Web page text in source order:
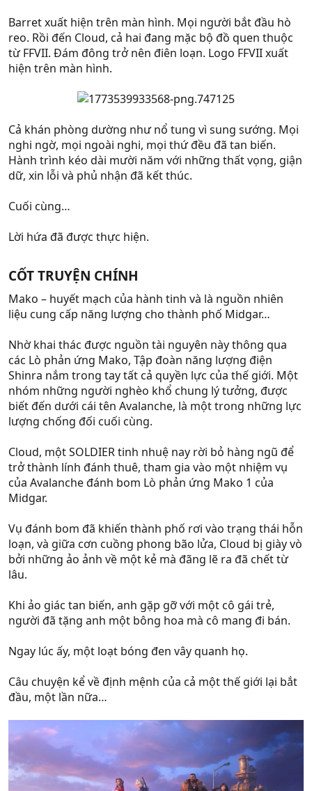
Barret xuất hiện trên màn hình. Mọi người bắt đầu hò
reo. Rồi đến Cloud, cả hai đang mặc bộ đồ quen thuộc
từ FFVII. Đám đông trở nên điên loạn. Logo FFVII xuất
hiện trên màn hình.
Cả khán phòng dường như nổ tung vì sung sướng. Mọi
nghi ngờ, mọi ngoài nghi, mọi thứ đều đã tan biến.
Hành trình kéo dài mười năm với những thất vọng, giận
dữ, xin lỗi và phủ nhận đã kết thúc.
Cuối cùng…
Lời hứa đã được thực hiện.
CỐT TRUYỆN CHÍNH​
Mako – huyết mạch của hành tinh và là nguồn nhiên
liệu cung cấp năng lượng cho thành phố Midgar…
Nhờ khai thác được nguồn tài nguyên này thông qua
các Lò phản ứng Mako, Tập đoàn năng lượng điện
Shinra nắm trong tay tất cả quyền lực của thế giới. Một
nhóm những người nghèo khổ chung lý tưởng, được
biết đến dưới cái tên Avalanche, là một trong những lực
lượng chống đối cuối cùng.
Cloud, một SOLDIER tinh nhuệ nay rời bỏ hàng ngũ để
trở thành lính đánh thuê, tham gia vào một nhiệm vụ
của Avalanche đánh bom Lò phản ứng Mako 1 của
Midgar.
Vụ đánh bom đã khiến thành phố rơi vào trạng thái hỗn
loạn, và giữa cơn cuồng phong bão lửa, Cloud bị giày vò
bởi những ảo ảnh về một kẻ mà đãng lẽ ra đã chết từ
lâu.
Khi ảo giác tan biến, anh gặp gỡ với một cô gái trẻ,
người đã tặng anh một bông hoa mà cô mang đi bán.
Ngay lúc ấy, một loạt bóng đen vây quanh họ.
Câu chuyện kể về định mệnh của cả một thế giới lại bắt
đầu, một lần nữa…